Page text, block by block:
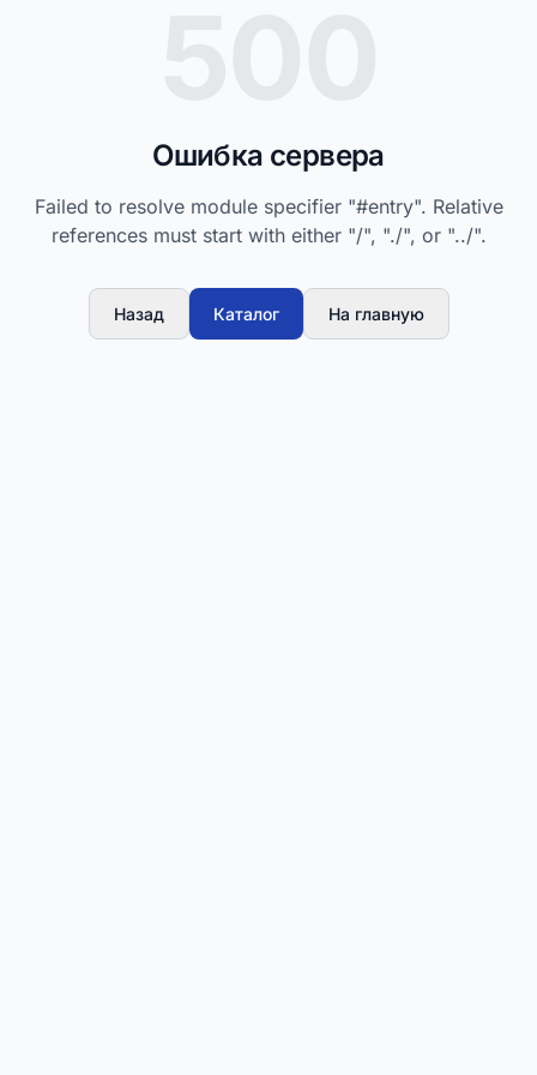
Ошибка сервера
Failed to resolve module specifier "#entry". Relative
references must start with either "/", "./", or "../".
Назад Каталог На главную